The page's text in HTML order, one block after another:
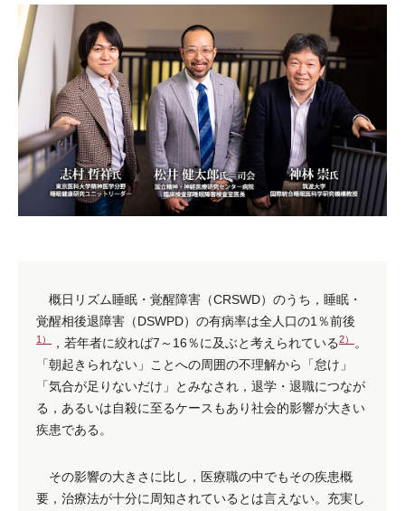
概日リズム睡眠・覚醒障害（CRSWD）のうち，睡眠・
覚醒相後退障害（DSWPD）の有病率は全人口の1％前後
1） ，若年者に絞れば7～16％に及ぶと考えられている2）
。
「朝起きられない」ことへの周囲の不理解から「怠け」
「気合が足りないだけ」とみなされ，退学・退職につなが
る，あるいは自殺に至るケースもあり社会的影響が大きい
疾患である。
その影響の大きさに比し，医療職の中でもその疾患概
要，治療法が十分に周知されているとは言えない。充実し